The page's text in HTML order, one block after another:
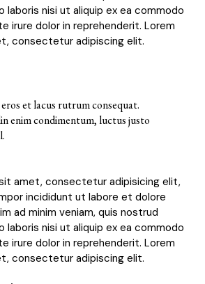
laboris nisi ut aliquip ex ea commodo
irure dolor in reprehenderit. Lorem
consectetur adipiscing elit.
et lacus rutrum consequat.
enim condimentum, luctus justo
amet, consectetur adipisicing elit,
incididunt ut labore et dolore
ad minim veniam, quis nostrud
laboris nisi ut aliquip ex ea commodo
irure dolor in reprehenderit. Lorem
consectetur adipiscing elit.